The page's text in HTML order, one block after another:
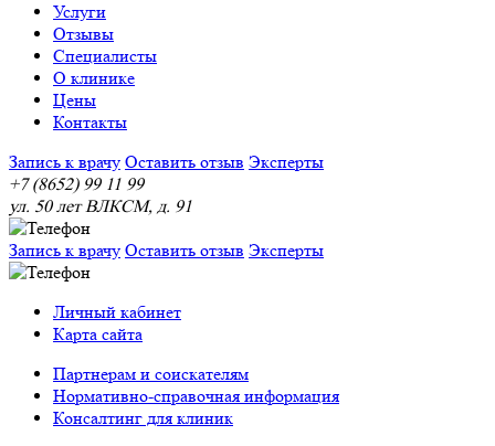
Услуги
Отзывы
Специалисты
О клинике
Цены
Контакты
Запись к врачу Оставить отзыв Эксперты
+7 (8652) 99 11 99
ул. 50 лет ВЛКСМ, д. 91
Запись к врачу Оставить отзыв Эксперты
Личный кабинет
Карта сайта
Партнерам и соискателям
Нормативно-справочная информация
Консалтинг для клиник